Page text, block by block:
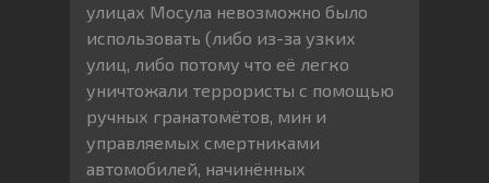
улицах Мосула невозможно было
использовать (либо из-за узких
улиц, либо потому что её легко
уничтожали террористы с помощью
ручных гранатомётов, мин и
управляемых смертниками
автомобилей, начинённых